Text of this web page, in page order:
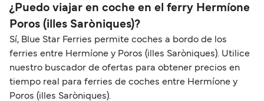
¿Puedo viajar en coche en el ferry Hermíone
Poros (illes Saròniques)?
Sí, Blue Star Ferries permite coches a bordo de los
ferries entre Hermíone y Poros (illes Saròniques). Utilice
nuestro buscador de ofertas para obtener precios en
tiempo real para ferries de coches entre Hermíone y
Poros (illes Saròniques).